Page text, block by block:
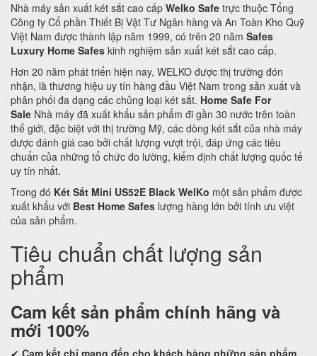
Nhà máy sản xuất két sắt cao cấp Welko Safe trực thuộc Tổng
Công ty Cổ phần Thiết Bị Vật Tư Ngân hàng và An Toàn Kho Quỹ
Việt Nam được thành lập năm 1999, có trên 20 năm Safes
Luxury Home Safes kinh nghiệm sản xuất két sắt cao cấp.
Hơn 20 năm phát triển hiện nay, WELKO được thị trường đón
nhận, là thương hiệu uy tín hàng đầu Việt Nam trong sản xuất và
phân phối đa dạng các chủng loại két sắt. Home Safe For
Sale Nhà máy đã xuất khẩu sản phẩm đi gần 30 nước trên toàn
thế giới, đặc biệt với thị trường Mỹ, các dòng két sắt của nhà máy
được đánh giá cao bởi chất lượng vượt trội, đáp ứng các tiêu
chuẩn của những tổ chức đo lường, kiểm định chất lượng quốc tế
uy tín nhất.
Trong đó Két Sắt Mini US52E Black WelKo một sản phẩm được
xuất khẩu với Best Home Safes lượng hàng lớn bởi tính ưu việt
của sản phẩm.
Tiêu chuẩn chất lượng sản
phẩm
Cam kết sản phẩm chính hãng và
mới 100%
✔ Cam kết chỉ mang đến cho khách hàng những sản phẩm